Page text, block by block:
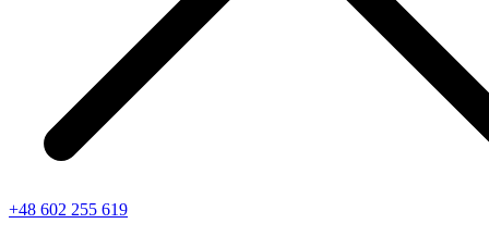
+48 602 255 619